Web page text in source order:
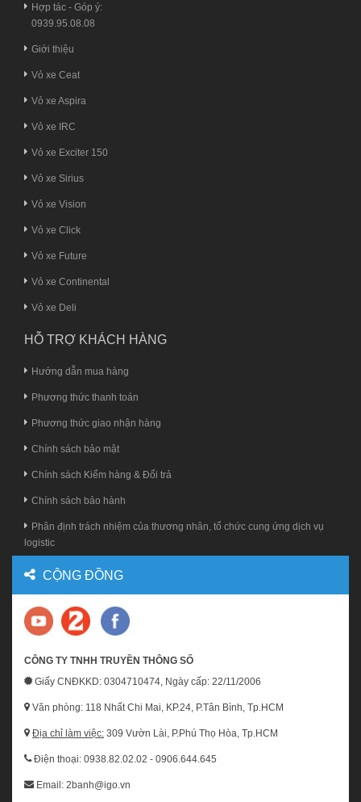
Hợp tác - Góp ý:
0939.95.08.08
Giới thiệu
Vỏ xe Ceat
Vỏ xe Aspira
Vỏ xe IRC
Vỏ xe Exciter 150
Vỏ xe Sirius
Vỏ xe Vision
Vỏ xe Click
Vỏ xe Future
Vỏ xe Continental
Vỏ xe Deli
HỖ TRỢ KHÁCH HÀNG
Hướng dẫn mua hàng
Phương thức thanh toán
Phương thức giao nhận hàng
Chính sách bảo mật
Chính sách Kiểm hàng & Đổi trả
Chính sách bảo hành
Phân định trách nhiệm của thương nhân, tổ chức cung ứng dịch vụ
logistic
CỘNG ĐỒNG
CÔNG TY TNHH TRUYỀN THÔNG SỐ
Giấy CNĐKKD: 0304710474, Ngày cấp: 22/11/2006
Văn phòng: 118 Nhất Chi Mai, KP.24, P.Tân Bình, Tp.HCM
Địa chỉ làm việc: 309 Vườn Lài, P.Phú Thọ Hòa, Tp.HCM
Điện thoại: 0938.82.02.02 - 0906.644.645
Email: 2banh@igo.vn